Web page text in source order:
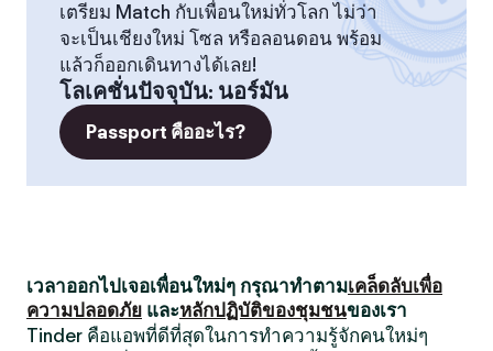
เตรียม Match กับเพื่อนใหม่ทั่วโลก ไม่ว่า
จะเป็นเชียงใหม่ โซล หรือลอนดอน พร้อม
แล้วก็ออกเดินทางได้เลย!
โลเคชั่นปัจจุบัน: นอร์มัน
Passport คืออะไร?
เวลาออกไปเจอเพื่อนใหม่ๆ กรุณาทำตามเคล็ดลับเพื่อ
ความปลอดภัย และหลักปฏิบัติของชุมชนของเรา
Tinder คือแอพที่ดีที่สุดในการทำความรู้จักคนใหม่ๆ